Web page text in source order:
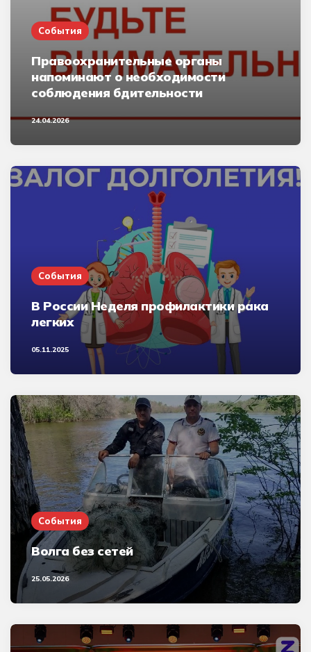
События
Правоохранительные органы
напоминают о необходимости
соблюдения бдительности
24.04.2026
События
В России Неделя профилактики рака
легких
05.11.2025
События
Волга без сетей
25.05.2026